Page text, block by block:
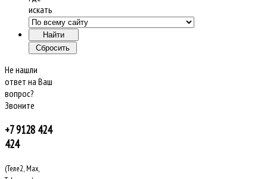
искать
Не нашли
ответ на Ваш
вопрос?
Звоните
+7 9128 424
424
(Теле2, Max,